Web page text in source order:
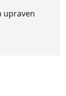
upraven